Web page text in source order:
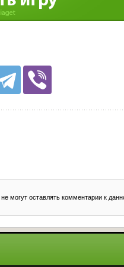
, не могут оставлять комментарии к